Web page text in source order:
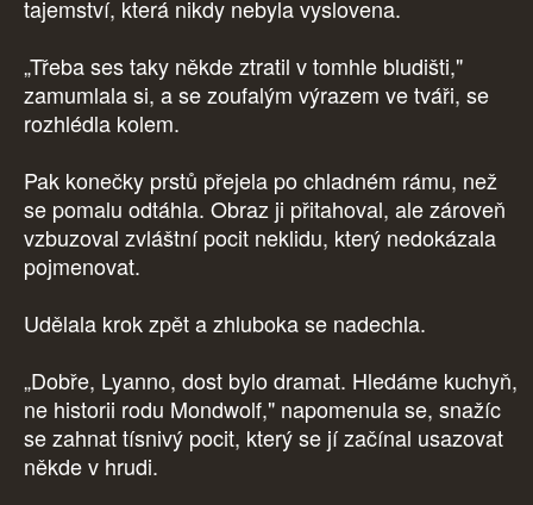
tajemství, která nikdy nebyla vyslovena.
„Třeba ses taky někde ztratil v tomhle bludišti,"
zamumlala si, a se zoufalým výrazem ve tváři, se
rozhlédla kolem.
Pak konečky prstů přejela po chladném rámu, než
se pomalu odtáhla. Obraz ji přitahoval, ale zároveň
vzbuzoval zvláštní pocit neklidu, který nedokázala
pojmenovat.
Udělala krok zpět a zhluboka se nadechla.
„Dobře, Lyanno, dost bylo dramat. Hledáme kuchyň,
ne historii rodu Mondwolf," napomenula se, snažíc
se zahnat tísnivý pocit, který se jí začínal usazovat
někde v hrudi.